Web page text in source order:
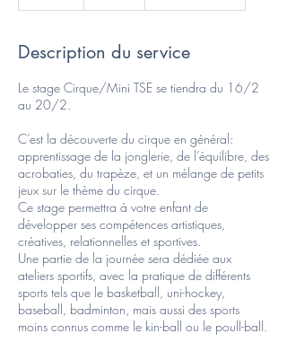
i
é
Description du service
Le stage Cirque/Mini TSE se tiendra du 16/2
au 20/2.
C’est la découverte du cirque en général:
apprentissage de la jonglerie, de l’équilibre, des
acrobaties, du trapèze, et un mélange de petits
jeux sur le thème du cirque.
Ce stage permettra à votre enfant de
développer ses compétences artistiques,
créatives, relationnelles et sportives.
Une partie de la journée sera dédiée aux
ateliers sportifs, avec la pratique de différents
sports tels que le basketball, uni-hockey,
baseball, badminton, mais aussi des sports
moins connus comme le kin-ball ou le poull-ball.